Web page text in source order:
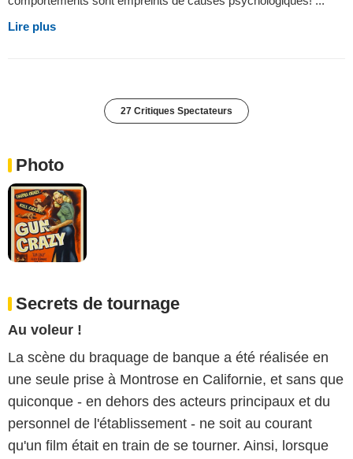
Lire plus
27 Critiques Spectateurs
Photo
Secrets de tournage
Au voleur !
La scène du braquage de banque a été réalisée en
une seule prise à Montrose en Californie, et sans que
quiconque - en dehors des acteurs principaux et du
personnel de l'établissement - ne soit au courant
qu'un film était en train de se tourner. Ainsi, lorsque